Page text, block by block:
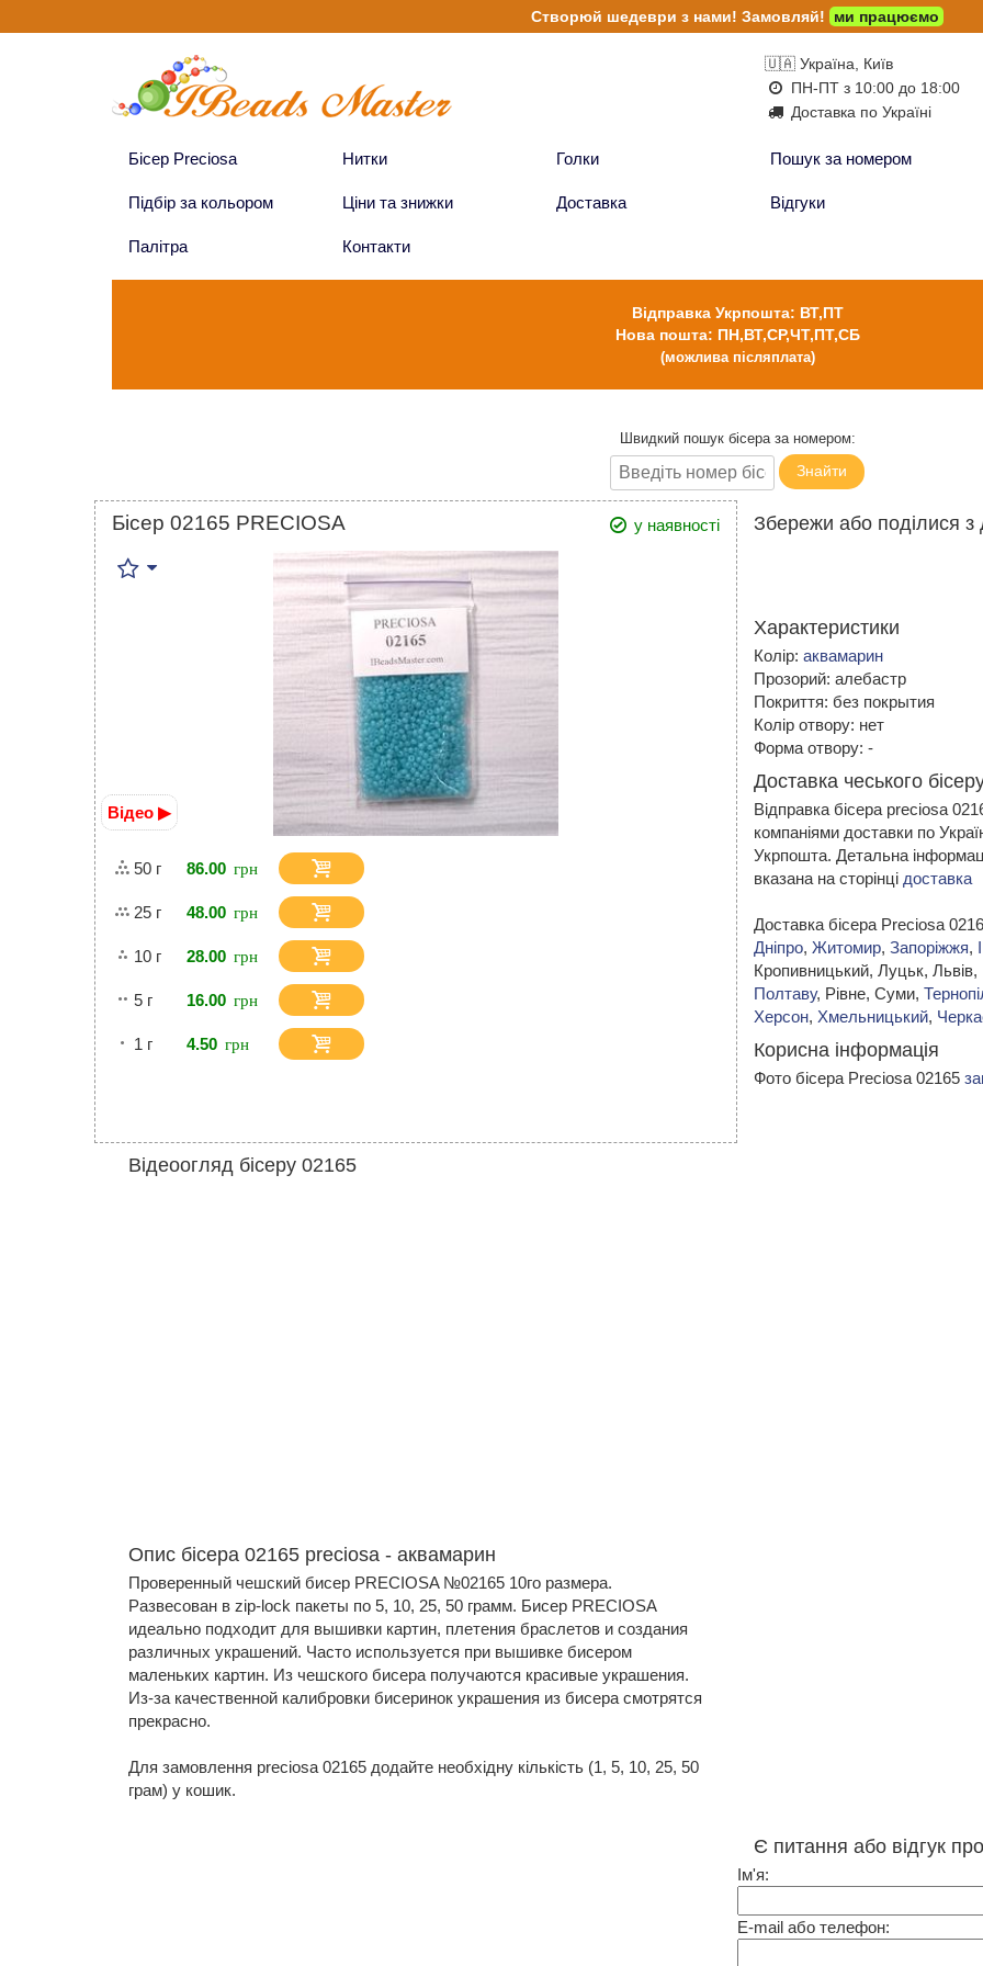
🇺🇦 Україна, Київ
ПН-ПТ з 10:00 до 18:00
Доставка по Україні
Бісер Preciosa Нитки Голки Пошук за номером
Підбір за кольором Ціни та знижки Доставка Відгуки
Палітра Контакти
Відправка Укрпошта: ВТ,ПТ
Нова пошта: ПН,ВТ,СР,ЧТ,ПТ,СБ
(можлива післяплата)
Швидкий пошук бісера за номером:
Знайти
Бісер 02165 PRECIOSA у наявності
Відео ▶
50 г 86.00
25 г 48.00
10 г 28.00
5 г 16.00
1 г 4.50
Відеоогляд бісеру 02165
Опис бісера 02165 preciosa - аквамарин
Проверенный чешский бисер PRECIOSA №02165 10го размера.
Развесован в zip-lock пакеты по 5, 10, 25, 50 грамм. Бисер PRECIOSA
идеально подходит для вышивки картин, плетения браслетов и создания
различных украшений. Часто используется при вышивке бисером
маленьких картин. Из чешского бисера получаются красивые украшения.
Из-за качественной калибровки бисеринок украшения из бисера смотрятся
прекрасно.
Для замовлення preciosa 02165 додайте необхідну кількість (1, 5, 10, 25, 50
грам) у кошик.
Збережи або поділися з
Характеристики
Колір: аквамарин
Прозорий: алебастр
Покриття: без покрытия
Колір отвору: нет
Форма отвору: -
Доставка чеського
Відправка бісера preciosa
компаніями доставки по
Укрпошта. Детальна
вказана на сторінці доставка
Доставка бісера Preciosa
Дніпро, Житомир, Запоріжжя,
Кропивницький, Луцьк,
Полтаву, Рівне, Суми,
Херсон, Хмельницький,
Корисна інформація
Фото бісера Preciosa 02165
Є питання або відгук
Ім'я:
E-mail або телефон:
Створюй шедеври з нами! Замовляй! ми працюємо